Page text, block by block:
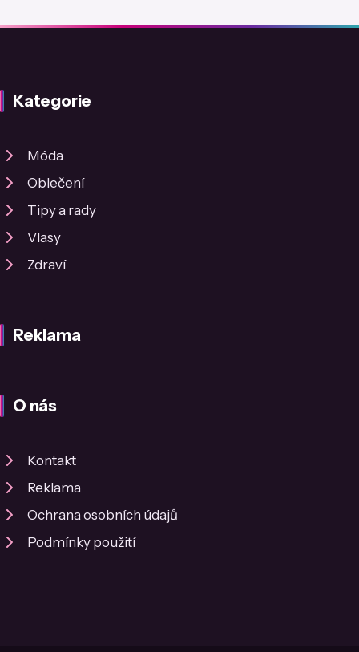
Kategorie
Móda
Oblečení
Tipy a rady
Vlasy
Zdraví
Reklama
O nás
Kontakt
Reklama
Ochrana osobních údajů
Podmínky použití